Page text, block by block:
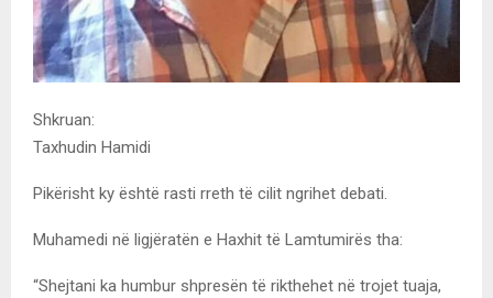
Shkruan:
Taxhudin Hamidi
Pikërisht ky është rasti rreth të cilit ngrihet debati.
Muhamedi në ligjëratën e Haxhit të Lamtumirës tha:
“Shejtani ka humbur shpresën të rikthehet në trojet tuaja,